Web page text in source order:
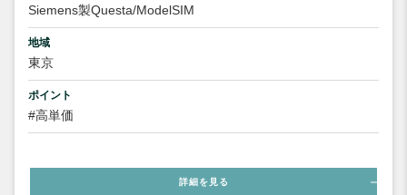
Siemens製Questa/ModelSIM
地域
東京
ポイント
#高単価
詳細を見る